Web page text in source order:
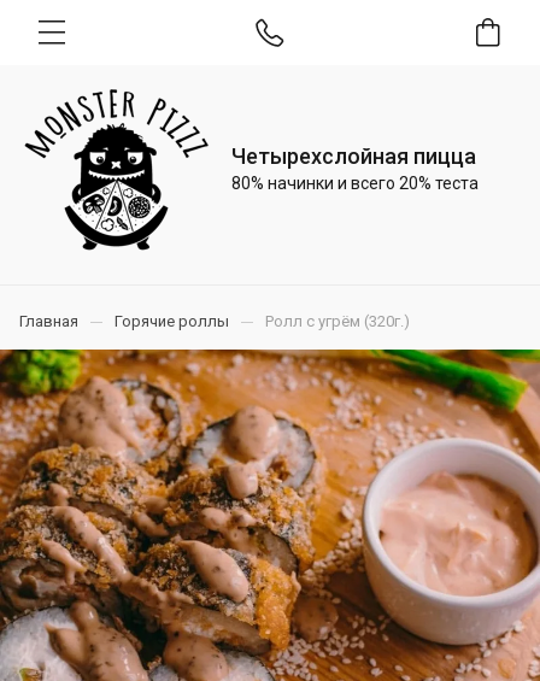
Четырехслойная пицца
80% начинки и всего 20% теста
Главная Горячие роллы Ролл с угрём (320г.)